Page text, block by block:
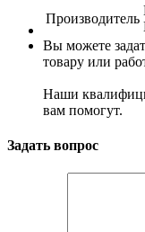
Производитель
Вы можете
товару или
Наши
вам помогут.
Задать вопрос